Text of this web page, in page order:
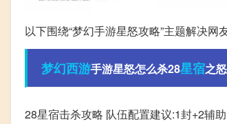
以下围绕“梦幻手游星怒攻略”主题解决网
梦幻西游手游星怒怎么杀28星宿之
28星宿击杀攻略 队伍配置建议:1封+2辅